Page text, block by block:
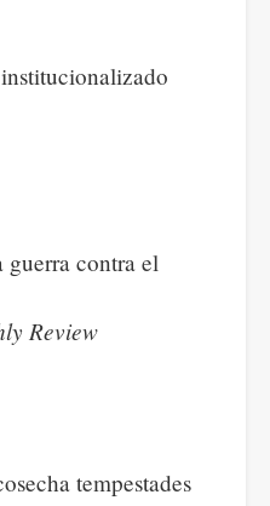
guerra contra el
Review
tempestades